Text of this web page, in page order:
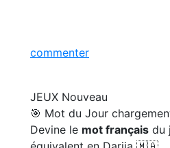
commenter
JEUX Nouveau
🎯 Mot du Jour
Devine le mot français du